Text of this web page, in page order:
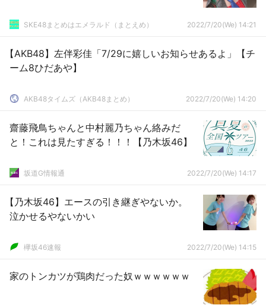
SKE48まとめはエメラルド（まとえめ） 2022/7/20(We) 14:21
【AKB48】左伴彩佳「7/29に嬉しいお知らせあるよ」【チ
ーム8ひだあや】
AKB48タイムズ（AKB48まとめ） 2022/7/20(We) 14:20
齋藤飛鳥ちゃんと中村麗乃ちゃん絡みだ
と！これは見たすぎる！！！【乃木坂46】
坂道G情報通 2022/7/20(We) 14:17
【乃木坂46】エースの引き継ぎやないか。
泣かせるやないかい
欅坂46速報 2022/7/20(We) 14:15
家のトンカツが鶏肉だった奴ｗｗｗｗｗｗ